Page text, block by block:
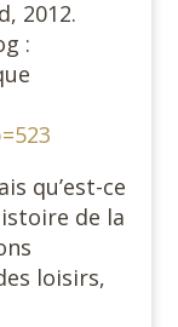
2012.
:
qu’est-ce
de la
loisirs,